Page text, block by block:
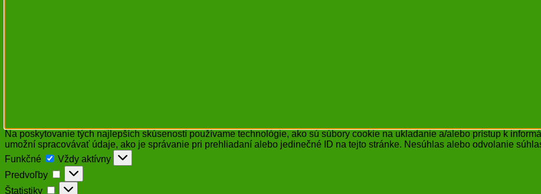
Na poskytovanie tých najlepších skúseností používame technológie, ako sú súbory cookie na ukladanie a/alebo prístup k
umožní spracovávať údaje, ako je správanie pri prehliadaní alebo jedinečné ID na tejto stránke. Nesúhlas alebo odvolanie
Funkčné
Funkčné
Vždy aktívny
Predvoľby
Predvoľby
Štatistiky Štatistiky